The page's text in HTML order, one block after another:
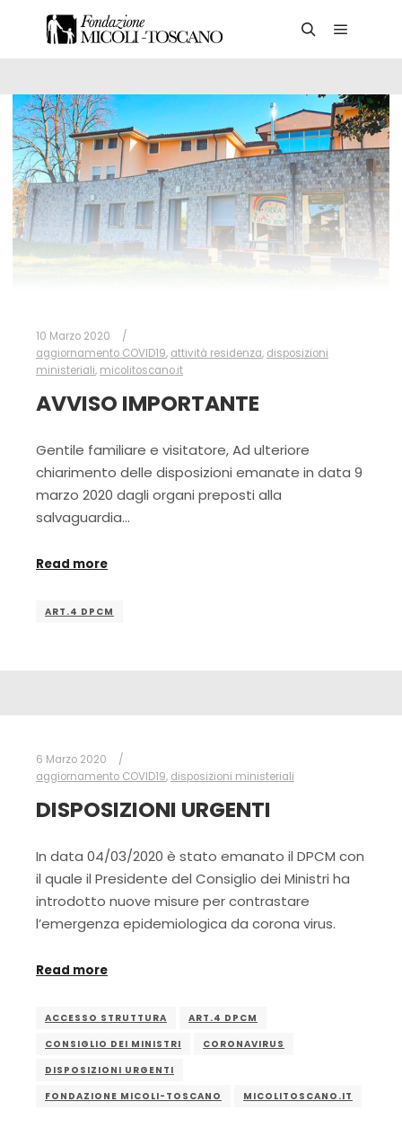
10 Marzo 2020
aggiornamento COVID19, attività residenza, disposizioni
ministeriali, micolitoscano.it
AVVISO IMPORTANTE
Gentile familiare e visitatore, Ad ulteriore
chiarimento delle disposizioni emanate in data 9
marzo 2020 dagli organi preposti alla
salvaguardia…
Read more
ART.4 DPCM
6 Marzo 2020
aggiornamento COVID19, disposizioni ministeriali
DISPOSIZIONI URGENTI
In data 04/03/2020 è stato emanato il DPCM con
il quale il Presidente del Consiglio dei Ministri ha
introdotto nuove misure per contrastare
l’emergenza epidemiologica da corona virus.
Read more
ACCESSO STRUTTURA
ART.4 DPCM
CONSIGLIO DEI MINISTRI
CORONAVIRUS
DISPOSIZIONI URGENTI
FONDAZIONE MICOLI-TOSCANO
MICOLITOSCANO.IT